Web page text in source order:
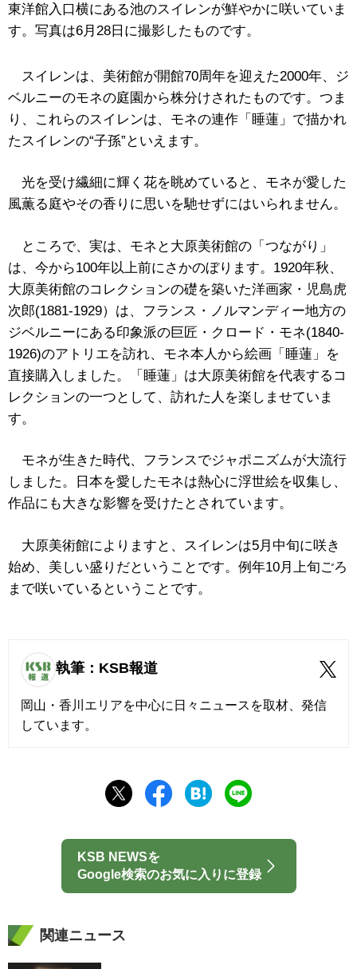
東洋館入口横にある池のスイレンが鮮やかに咲いていま
す。写真は6月28日に撮影したものです。
スイレンは、美術館が開館70周年を迎えた2000年、ジ
ベルニーのモネの庭園から株分けされたものです。つま
り、これらのスイレンは、モネの連作「睡蓮」で描かれ
たスイレンの“子孫”といえます。
光を受け繊細に輝く花を眺めていると、モネが愛した
風薫る庭やその香りに思いを馳せずにはいられません。
ところで、実は、モネと大原美術館の「つながり」
は、今から100年以上前にさかのぼります。1920年秋、
大原美術館のコレクションの礎を築いた洋画家・児島虎
次郎(1881-1929）は、フランス・ノルマンディー地方の
ジベルニーにある印象派の巨匠・クロード・モネ(1840-
1926)のアトリエを訪れ、モネ本人から絵画「睡蓮」を
直接購入しました。「睡蓮」は大原美術館を代表するコ
レクションの一つとして、訪れた人を楽しませていま
す。
モネが生きた時代、フランスでジャポニズムが大流行
しました。日本を愛したモネは熱心に浮世絵を収集し、
作品にも大きな影響を受けたとされています。
大原美術館によりますと、スイレンは5月中旬に咲き
始め、美しい盛りだということです。例年10月上旬ごろ
まで咲いているということです。
執筆：KSB報道
岡山・香川エリアを中心に日々ニュースを取材、発信
しています。
KSB NEWSを
Google検索のお気に入りに登録
関連ニュース